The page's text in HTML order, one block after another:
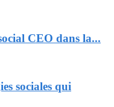
CEO dans la...
sociales qui